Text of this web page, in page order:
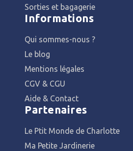
Sorties et bagagerie
Informations
Qui sommes-nous ?
Le blog
Mentions légales
CGV & CGU
Aide & Contact
Partenaires
Le Ptit Monde de Charlotte
Ma Petite Jardinerie